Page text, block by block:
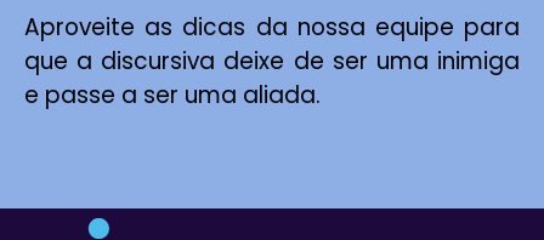
Aproveite as dicas da nossa equipe para
que a discursiva deixe de ser uma inimiga
e passe a ser uma aliada.